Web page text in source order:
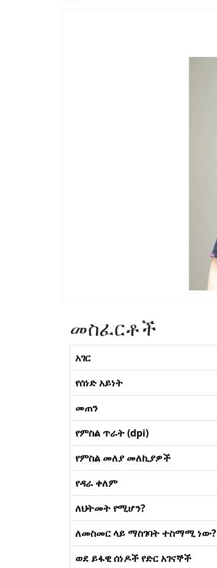
መስፈርቶች
አገር
የሰነድ አይነት
መጠን
የምስል ጥራት (dpi)
የምስል መለያ መለኪያዎች
የዳራ ቀለም
ለህትመት የሚሆን?
ለመስመር ላይ ማስገባት ተስማሚ ነው?
ወደ ይፋዊ ሰነዶች የድር አገናኞች